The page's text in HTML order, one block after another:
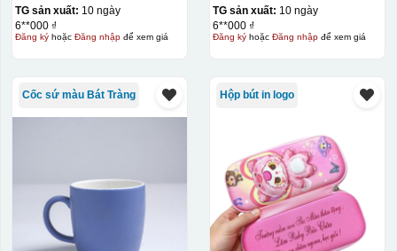
Hộp xi ly sứ
TG sản xuất: 10 ngày
6**000 ₫
Đăng kýhoặc Đăng nhậpđể xem giá
TG sản xuất: 10 ngày
6**000 ₫
Đăng kýhoặc Đăng nhậpđể xem giá
Cốc sứ màu Bát Tràng Hộp bút in logo